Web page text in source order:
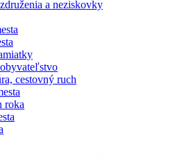
a neziskovky
cestovný ruch
roka